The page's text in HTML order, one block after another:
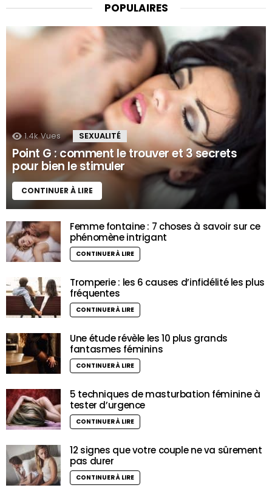
POPULAIRES
1.4k Vues SEXUALITÉ
Point G : comment le trouver et 3 secrets
pour bien le stimuler
CONTINUER À LIRE
Femme fontaine : 7 choses à savoir sur ce
phénomène intrigant
CONTINUER À LIRE
Tromperie : les 6 causes d’infidélité les plus
fréquentes
CONTINUER À LIRE
Une étude révèle les 10 plus grands
fantasmes féminins
CONTINUER À LIRE
5 techniques de masturbation féminine à
tester d’urgence
CONTINUER À LIRE
12 signes que votre couple ne va sûrement
pas durer
CONTINUER À LIRE